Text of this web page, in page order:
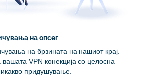
на опсег
на брзината на нашиот крај.
вашата VPN конекција со целосна
придушување.